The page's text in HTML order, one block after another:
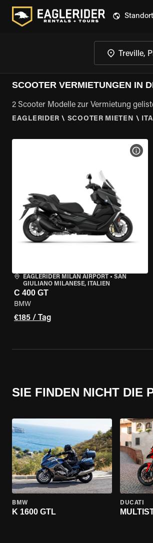
SCOOTER VERMIETUNGEN IN
2 Scooter Modelle zur Vermietung
EAGLERIDER \ SCOOTER MIETEN \
EAGLERIDER MILAN AIRPORT • SAN
GIULIANO MILANESE, ITALIEN
C 400 GT
BMW
€185 / Tag
SIE FINDEN NICHT DIE
BMW
K 1600 GTL
DUCATI